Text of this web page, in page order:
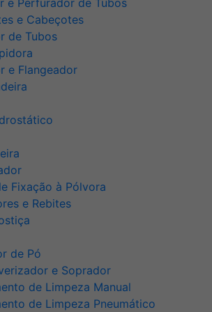
e Perfurador de Tubos
e Cabeçotes
de Tubos
e Flangeador
Fixação à Pólvora
e Rebites
de Pó
e Soprador
de Limpeza Manual
de Limpeza Pneumático